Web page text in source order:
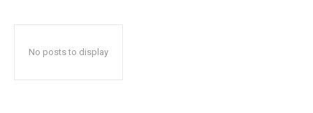
No posts to display